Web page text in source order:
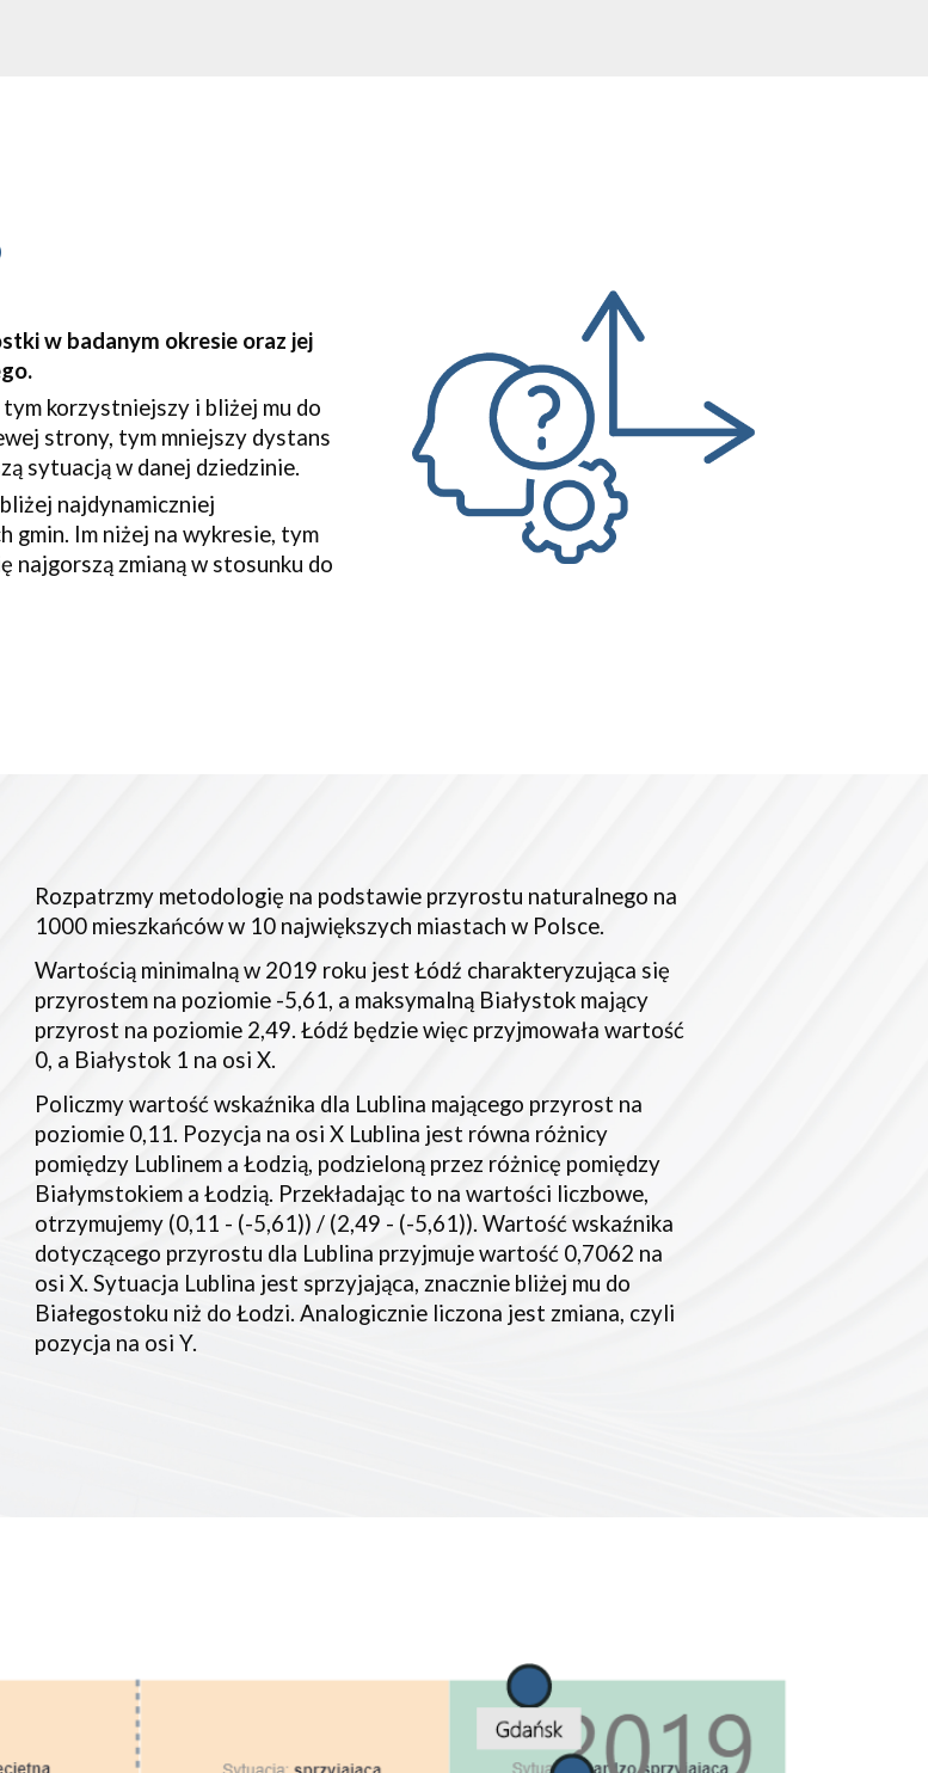
w badanym okresie oraz jej
korzystniejszy i bliżej mu do
strony, tym mniejszy dystans
sytuacją w danej dziedzinie.
najdynamiczniej
gmin. Im niżej na wykresie, tym
najgorszą zmianą w stosunku do
Rozpatrzmy metodologię na podstawie przyrostu naturalnego na
1000 mieszkańców w 10 największych miastach w Polsce.
Wartością minimalną w 2019 roku jest Łódź charakteryzująca się
przyrostem na poziomie -5,61, a maksymalną Białystok mający
przyrost na poziomie 2,49. Łódź będzie więc przyjmowała wartość
0, a Białystok 1 na osi X.
Policzmy wartość wskaźnika dla Lublina mającego przyrost na
poziomie 0,11. Pozycja na osi X Lublina jest równa różnicy
pomiędzy Lublinem a Łodzią, podzieloną przez różnicę pomiędzy
Białymstokiem a Łodzią. Przekładając to na wartości liczbowe,
otrzymujemy (0,11 - (-5,61)) / (2,49 - (-5,61)). Wartość wskaźnika
dotyczącego przyrostu dla Lublina przyjmuje wartość 0,7062 na
osi X. Sytuacja Lublina jest sprzyjająca, znacznie bliżej mu do
Białegostoku niż do Łodzi. Analogicznie liczona jest zmiana, czyli
pozycja na osi Y.